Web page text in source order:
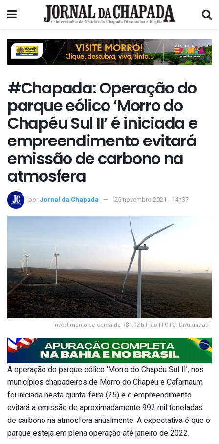
#Chapada: Operação do
parque eólico ‘Morro do
Chapéu Sul II’ é iniciada e
empreendimento evitará
emissão de carbono na
atmosfera
por Jornal da Chapada 25 novembro 2021 - 14h37
Investimento de cerca de R$1,92 bilhão | FOTO: Divulgação |
A operação do parque eólico ‘Morro do Chapéu Sul II’, nos
municípios chapadeiros de Morro do Chapéu e Cafarnaum
foi iniciada nesta quinta-feira (25) e o empreendimento
evitará a emissão de aproximadamente 992 mil toneladas
de carbono na atmosfera anualmente. A expectativa é que o
parque esteja em plena operação até janeiro de 2022.